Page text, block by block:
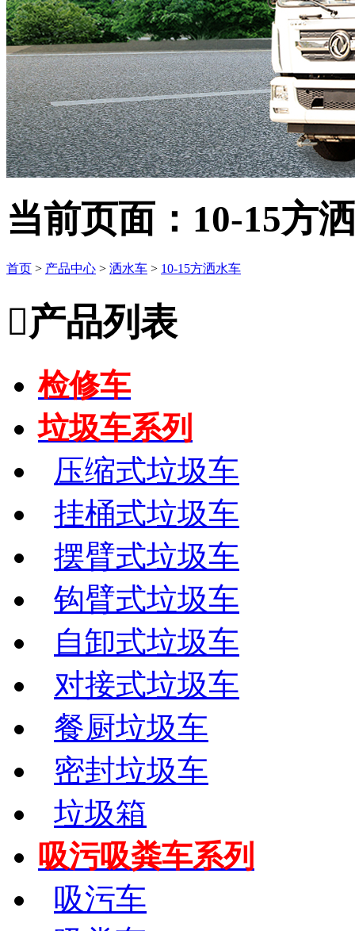
当前页面：10-15方
首页 > 产品中心 > 洒水车 > 10-15方洒水车
产品列表
检修车
垃圾车系列
压缩式垃圾车
挂桶式垃圾车
摆臂式垃圾车
钩臂式垃圾车
自卸式垃圾车
对接式垃圾车
餐厨垃圾车
密封垃圾车
垃圾箱
吸污吸粪车系列
吸污车